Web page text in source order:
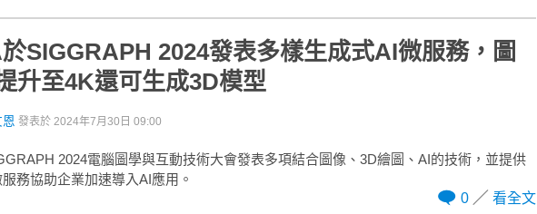
SIGGRAPH 2024發表多樣生成式AI微服務，圖
升至4K還可生成3D模型
恩 發表於 2024年7月30日 09:00
2024電腦圖學與互動技術大會發表多項結合圖像、3D繪圖、AI的技術，並提供
務協助企業加速導入AI應用。
0
看全文